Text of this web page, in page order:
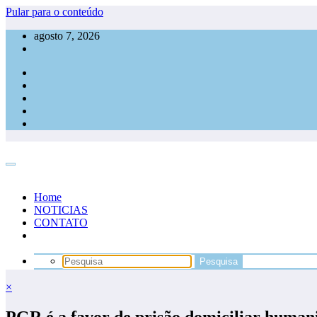
Pular para o conteúdo
agosto 7, 2026
Home
NOTICIAS
CONTATO
×